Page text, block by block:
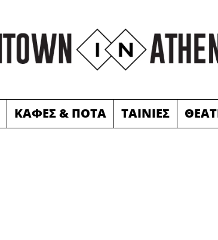
ΚΑΦΕΣ & ΠΟΤΑ ΤΑΙΝΙΕΣ